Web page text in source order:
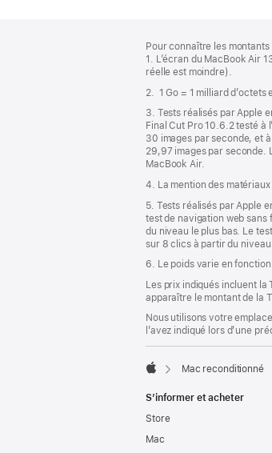
de
page
de
bas
page
Pour connaître les
1. L’écran du MacBook Air
réelle est moindre).
2. 1 Go = 1 milliard
3. Tests réalisés par Apple
Final Cut Pro 10.6.2 testé à
30 images par seconde, et
29,97 images par seconde.
MacBook Air.
4. La mention des
5. Tests réalisés par Apple
test de navigation web sans
du niveau le plus bas. Le
sur 8 clics à partir du
6. Le poids varie en
Les prix indiqués incluent la
apparaître le montant de la
Nous utilisons votre
l’avez indiqué lors d’une
Mac reconditionné
S’informer et acheter
Store
Mac